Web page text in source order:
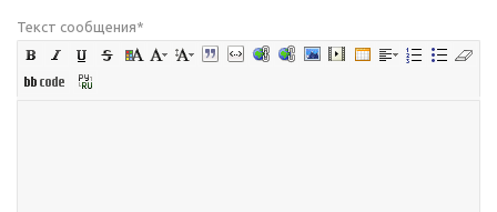
Текст сообщения*